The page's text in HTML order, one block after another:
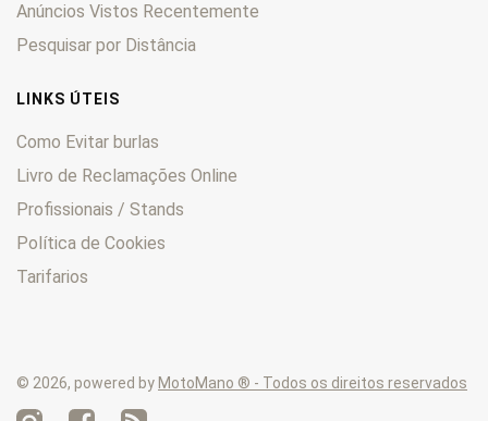
Anúncios Vistos Recentemente
Pesquisar por Distância
LINKS ÚTEIS
Como Evitar burlas
Livro de Reclamações Online
Profissionais / Stands
Política de Cookies
Tarifarios
© 2026, powered by MotoMano ® - Todos os direitos reservados